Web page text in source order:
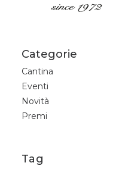
Categorie
Cantina
Eventi
Novità
Premi
Tag